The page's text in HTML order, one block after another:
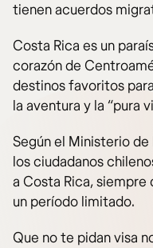
tienen acuerdos
Costa Rica es un
corazón de
destinos favoritos
la aventura y la “pura
Según el Ministerio
los ciudadanos
a Costa Rica,
un período limitado.
Que no te pidan visa